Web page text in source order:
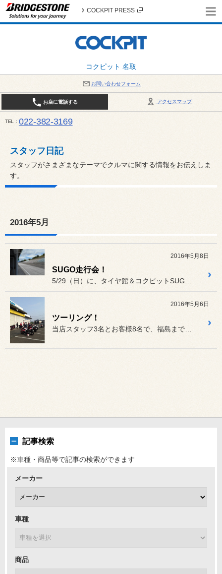
コクピット 名取
COCKPIT PRESS
お問い合わせフォーム
アクセスマップ
お店に電話する
TEL 022-382-3169
スタッフ日記
スタッフがさまざまなテーマでクルマに関する情報をお伝えしま
す。
2016年5月
2016年5月8日
SUGO走行会！
2016年5月6日
ツーリング！
記事検索
※車種・商品等で記事の検索ができます
メーカー
車種
商品